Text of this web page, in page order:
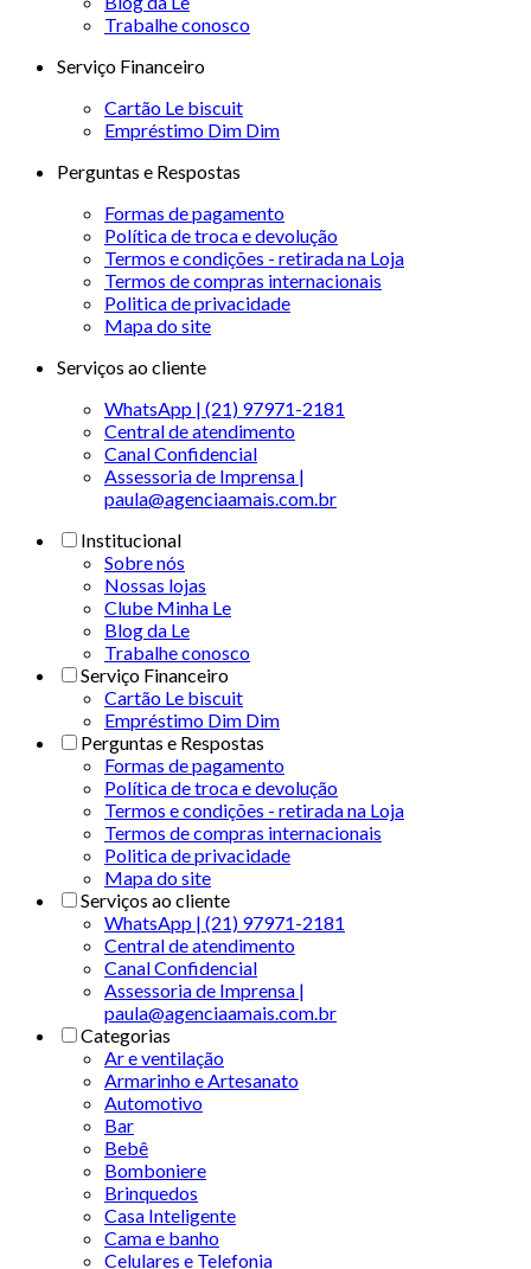
Trabalhe conosco
Serviço Financeiro
Cartão Le biscuit
Empréstimo Dim Dim
Perguntas e Respostas
Formas de pagamento
Política de troca e devolução
Termos e condições - retirada na Loja
Termos de compras internacionais
Politica de privacidade
Mapa do site
Serviços ao cliente
WhatsApp | (21) 97971-2181
Central de atendimento
Canal Confidencial
Assessoria de Imprensa |
paula@agenciaamais.com.br
Institucional
Sobre nós
Nossas lojas
Clube Minha Le
Blog da Le
Trabalhe conosco
Serviço Financeiro
Cartão Le biscuit
Empréstimo Dim Dim
Perguntas e Respostas
Formas de pagamento
Política de troca e devolução
Termos e condições - retirada na Loja
Termos de compras internacionais
Politica de privacidade
Mapa do site
Serviços ao cliente
WhatsApp | (21) 97971-2181
Central de atendimento
Canal Confidencial
Assessoria de Imprensa |
paula@agenciaamais.com.br
Categorias
Ar e ventilação
Armarinho e Artesanato
Automotivo
Bar
Bebê
Bomboniere
Brinquedos
Casa Inteligente
Cama e banho
Celulares e Telefonia